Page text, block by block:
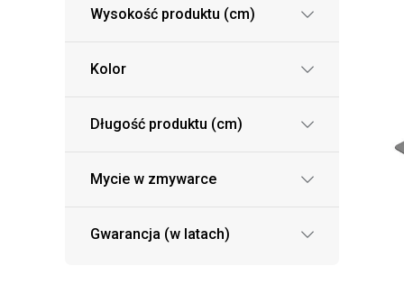
Wysokość produktu (cm)
Kolor
Długość produktu (cm)
Mycie w zmywarce
Gwarancja (w latach)